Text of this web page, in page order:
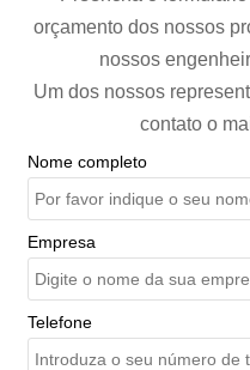
orçamento dos nossos
nossos
Um dos nossos
contato o
Nome completo
Empresa
Telefone